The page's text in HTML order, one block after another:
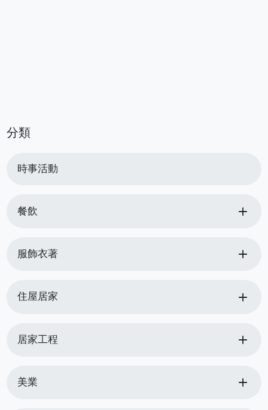
分類
時事活動
餐飲 add
服飾衣著 add
住屋居家 add
居家工程 add
美業 add